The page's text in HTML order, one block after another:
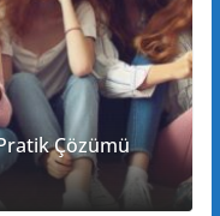
Çözümü